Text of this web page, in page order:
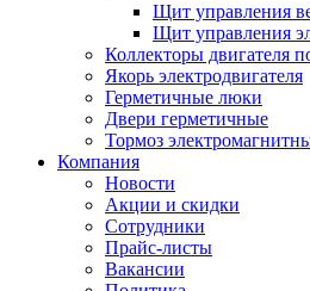
Щит управления
Щит управления
Коллекторы двигателя
Якорь электродвигателя
Герметичные люки
Двери герметичные
Тормоз
Компания
Новости
Акции и скидки
Сотрудники
Прайс-листы
Вакансии